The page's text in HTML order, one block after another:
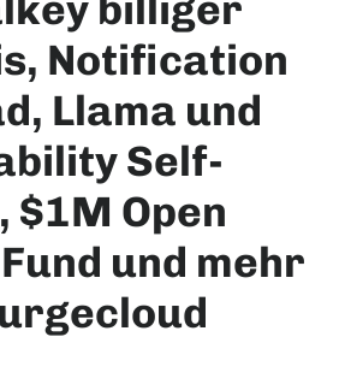
Notification
Llama und
Self-
$1M Open
und mehr